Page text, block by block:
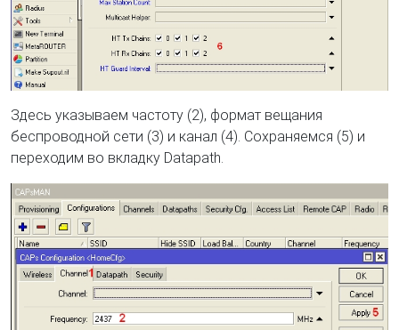
Здесь указываем частоту (2), формат вещания
беспроводной сети (3) и канал (4). Сохраняемся (5) и
переходим во вкладку Datapath.